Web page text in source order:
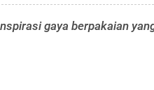
gaya berpakaian